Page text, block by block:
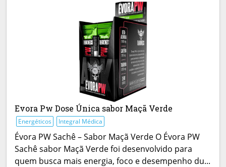
Evora Pw Dose Única sabor Maçã Verde
Energéticos Integral Médica
Évora PW Sachê – Sabor Maçã Verde O Évora PW
Sachê sabor Maçã Verde foi desenvolvido para
quem busca mais energia, foco e desempenho du...